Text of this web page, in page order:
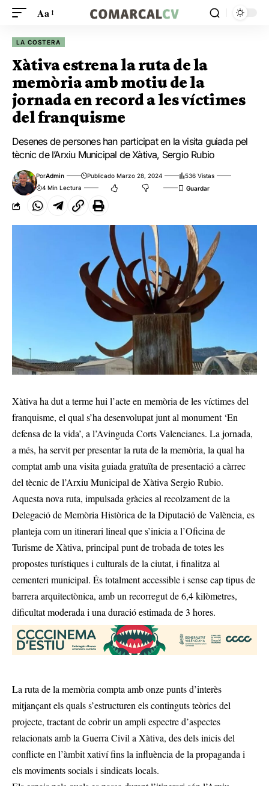
Aa
LA COSTERA
Xàtiva estrena la ruta de la
memòria amb motiu de la
jornada en record a les víctimes
del franquisme
Desenes de persones han participat en la visita guiada pel
tècnic de l’Arxiu Municipal de Xàtiva, Sergio Rubio
PorAdmin Publicado Marzo 28, 2024
536 Vistas
4 Min Lectura
Xàtiva ha dut a terme hui l’acte en memòria de les víctimes del
franquisme, el qual s’ha desenvolupat junt al monument ‘En
defensa de la vida’, a l’Avinguda Corts Valencianes. La jornada,
a més, ha servit per presentar la ruta de la memòria, la qual ha
comptat amb una visita guiada gratuïta de presentació a càrrec
del tècnic de l’Arxiu Municipal de Xàtiva Sergio Rubio.
Aquesta nova ruta, impulsada gràcies al recolzament de la
Delegació de Memòria Històrica de la Diputació de València, es
planteja com un itinerari lineal que s’inicia a l’Oficina de
Turisme de Xàtiva, principal punt de trobada de totes les
propostes turístiques i culturals de la ciutat, i finalitza al
cementeri municipal. És totalment accessible i sense cap tipus de
barrera arquitectònica, amb un recorregut de 6,4 kilòmetres,
dificultat moderada i una duració estimada de 3 hores.
La ruta de la memòria compta amb onze punts d’interès
mitjançant els quals s’estructuren els continguts teòrics del
projecte, tractant de cobrir un ampli espectre d’aspectes
relacionats amb la Guerra Civil a Xàtiva, des dels inicis del
conflicte en l’àmbit xativí fins la influència de la propaganda i
els moviments socials i sindicats locals.